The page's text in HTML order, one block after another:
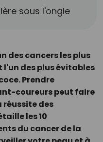
sous l'ongle
des cancers les plus
des plus évitables
Prendre
coureurs peut faire
des
les 10
du cancer de la